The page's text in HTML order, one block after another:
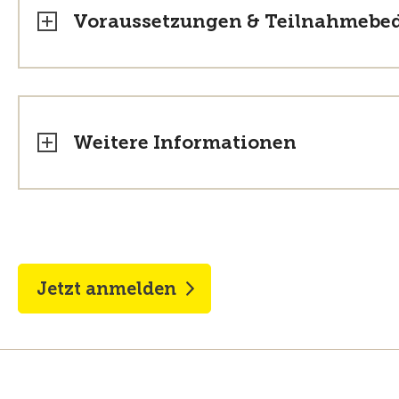
Voraussetzungen &
Weitere Informationen
Jetzt anmelden